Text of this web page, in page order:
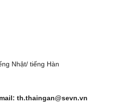
Nhật/ tiếng Hàn
th.thaingan@sevn.vn